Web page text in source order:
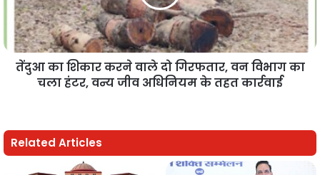
तेंदुआ का शिकार करने वाले दो गिरफतार, वन विभाग का
चला हंटर, वन्य जीव अधिनियम के तहत कार्रवाई
Related Articles